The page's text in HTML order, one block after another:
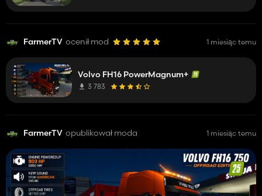
FarmerTV ocenił mod 1 miesiąc temu
Volvo FH16 PowerMagnum+
3 783
FarmerTV opublikował moda 1 miesiąc temu